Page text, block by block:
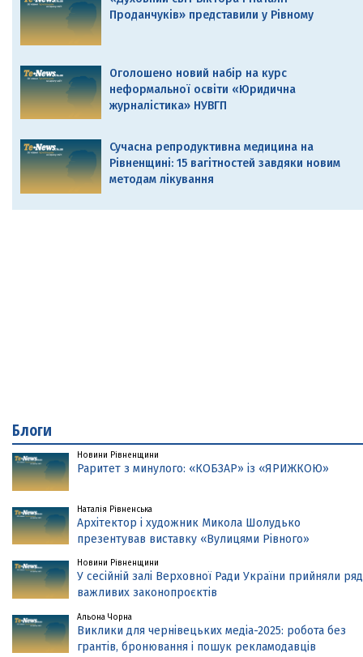
Проданчуків» представили у Рівному
Оголошено новий набір на курс
неформальної освіти «Юридична
журналістика» НУВГП
Сучасна репродуктивна медицина на
Рівненщині: 15 вагітностей завдяки новим
методам лікування
Блоги
Новини Рівненщини
Раритет з минулого: «КОБЗАР» із «ЯРИЖКОЮ»
Наталія Рівненська
Архітектор і художник Микола Шолудько
презентував виставку «Вулицями Рівного»
Новини Рівненщини
У сесійній залі Верховної Ради України прийняли ряд
важливих законопроєктів
Альона Чорна
Виклики для чернівецьких медіа-2025: робота без
грантів, бронювання і пошук рекламодавців